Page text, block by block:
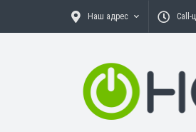
Наш адрес Call-